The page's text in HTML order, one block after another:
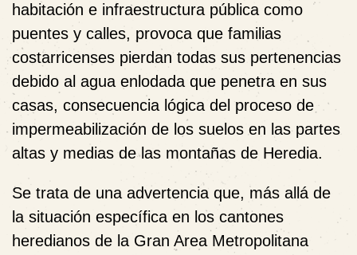
habitación e infraestructura pública como
puentes y calles, provoca que familias
costarricenses pierdan todas sus pertenencias
debido al agua enlodada que penetra en sus
casas, consecuencia lógica del proceso de
impermeabilización de los suelos en las partes
altas y medias de las montañas de Heredia.
Se trata de una advertencia que, más allá de
la situación específica en los cantones
heredianos de la Gran Area Metropolitana